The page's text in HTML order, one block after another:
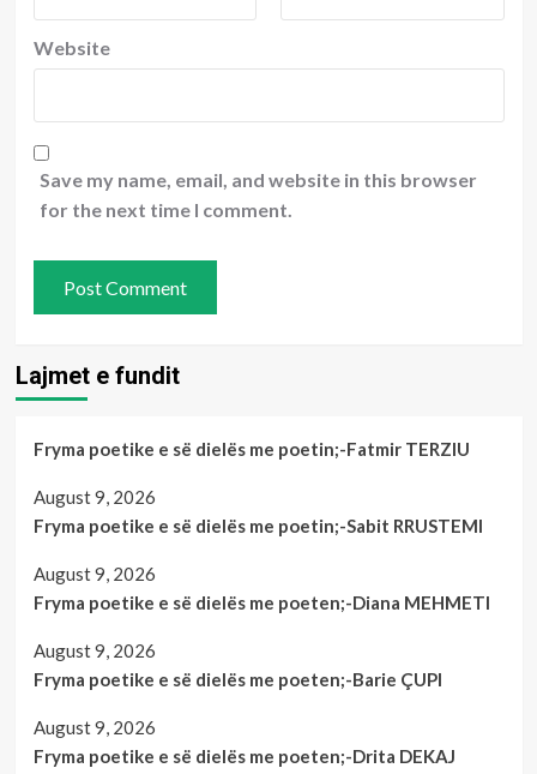
Website
Save my name, email, and website in this browser
for the next time I comment.
Lajmet e fundit
Fryma poetike e së dielës me poetin;-Fatmir TERZIU
August 9, 2026
Fryma poetike e së dielës me poetin;-Sabit RRUSTEMI
August 9, 2026
Fryma poetike e së dielës me poeten;-Diana MEHMETI
August 9, 2026
Fryma poetike e së dielës me poeten;-Barie ÇUPI
August 9, 2026
Fryma poetike e së dielës me poeten;-Drita DEKAJ